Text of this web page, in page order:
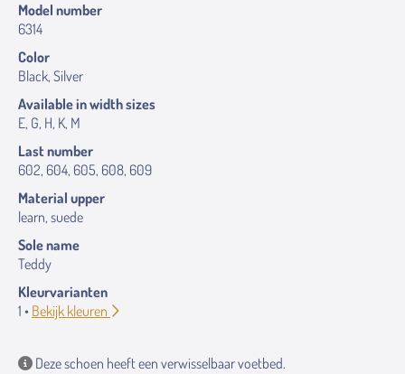
Model number
6314
Color
Black, Silver
Available in width sizes
E, G, H, K, M
Last number
602, 604, 605, 608, 609
Material upper
learn, suede
Sole name
Teddy
Kleurvarianten
1 • Bekijk kleuren
Deze schoen heeft een verwisselbaar voetbed.